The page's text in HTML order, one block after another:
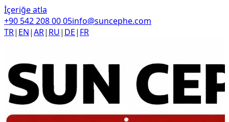
İçeriğe atla
+90 542 208 00 05info@suncephe.com
TR| EN|AR| RU| DE| FR